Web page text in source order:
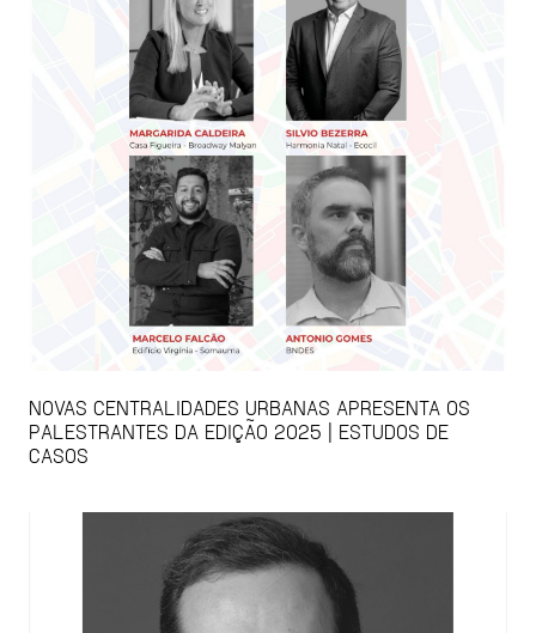
NOVAS CENTRALIDADES URBANAS APRESENTA OS
PALESTRANTES DA EDIÇÃO 2025 | ESTUDOS DE
CASOS